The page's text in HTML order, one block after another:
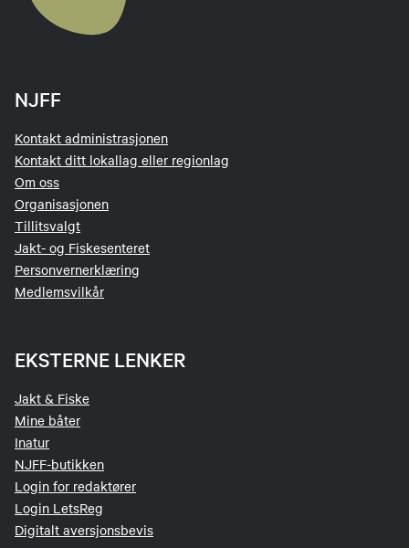
NJFF
Kontakt administrasjonen
Kontakt ditt lokallag eller regionlag
Om oss
Organisasjonen
Tillitsvalgt
Jakt- og Fiskesenteret
Personvernerklæring
Medlemsvilkår
EKSTERNE LENKER
Jakt & Fiske
Mine båter
Inatur
NJFF-butikken
Login for redaktører
Login LetsReg
Digitalt aversjonsbevis